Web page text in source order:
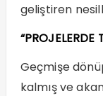
geliştiren
“PROJELERDE
Geçmişe
kalmış ve